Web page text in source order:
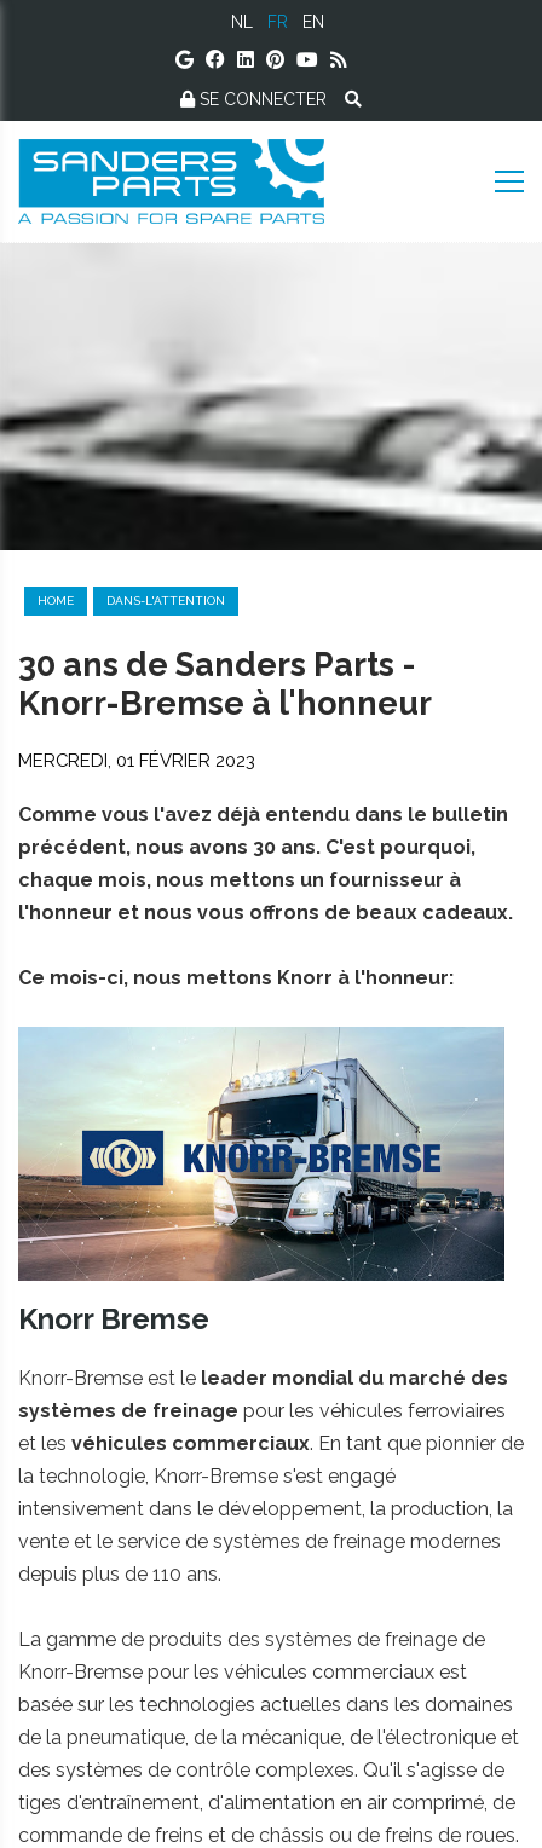
NL FR EN
SE CONNECTER
HOME DANS-L'ATTENTION
30 ans de Sanders Parts -
Knorr-Bremse à l'honneur
MERCREDI, 01 FÉVRIER 2023
Comme vous l'avez déjà entendu dans le bulletin
précédent, nous avons 30 ans. C'est pourquoi,
chaque mois, nous mettons un fournisseur à
l'honneur et nous vous offrons de beaux cadeaux.
Ce mois-ci, nous mettons Knorr à l'honneur:
Knorr Bremse
Knorr-Bremse est le leader mondial du marché des
systèmes de freinage pour les véhicules ferroviaires
et les véhicules commerciaux. En tant que pionnier de
la technologie, Knorr-Bremse s'est engagé
intensivement dans le développement, la production, la
vente et le service de systèmes de freinage modernes
depuis plus de 110 ans.
La gamme de produits des systèmes de freinage de
Knorr-Bremse pour les véhicules commerciaux est
basée sur les technologies actuelles dans les domaines
de la pneumatique, de la mécanique, de l'électronique et
des systèmes de contrôle complexes. Qu'il s'agisse de
tiges d'entraînement, d'alimentation en air comprimé, de
commande de freins et de châssis ou de freins de roues.